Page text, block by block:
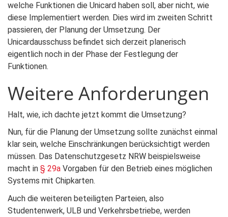
welche Funktionen die Unicard haben soll, aber nicht, wie
diese Implementiert werden. Dies wird im zweiten Schritt
passieren, der Planung der Umsetzung. Der
Unicardausschuss befindet sich derzeit planerisch
eigentlich noch in der Phase der Festlegung der
Funktionen.
Weitere Anforderungen
Halt, wie, ich dachte jetzt kommt die Umsetzung?
Nun, für die Planung der Umsetzung sollte zunächst einmal
klar sein, welche Einschränkungen berücksichtigt werden
müssen. Das Datenschutzgesetz NRW beispielsweise
macht in § 29a Vorgaben für den Betrieb eines möglichen
Systems mit Chipkarten.
Auch die weiteren beteiligten Parteien, also
Studentenwerk, ULB und Verkehrsbetriebe, werden